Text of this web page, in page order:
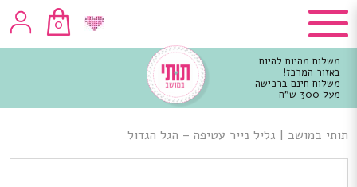
0
משלוח מהיום להיום
באזור המרכז!
משלוח חינם ברכישה
מעל 300 ש"ח
מרכזי
תותי במושב | גליל נייר עטיפה – הגל הגדול